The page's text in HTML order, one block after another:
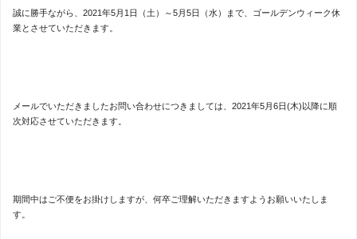
誠に勝手ながら、2021年5月1日（土）～5月5日（水）まで、ゴールデンウィーク休
業とさせていただきます。
メールでいただきましたお問い合わせにつきましては、2021年5月6日(木)以降に順
次対応させていただきます。
期間中はご不便をお掛けしますが、何卒ご理解いただきますようお願いいたしま
す。